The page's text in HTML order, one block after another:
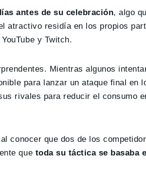
antes de su celebración, algo
atractivo residía en los propios
y Twitch.
Mientras algunos
para lanzar un ataque final en
rivales para reducir el consumo
conocer que dos de los
que toda su táctica se basaba